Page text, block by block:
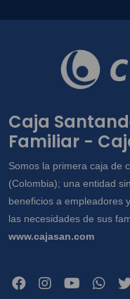
Caja
Familiar -
Somos la primera caja de
(Colombia); una entidad
beneficios a empleadores
las necesidades de sus
www.cajasan.com